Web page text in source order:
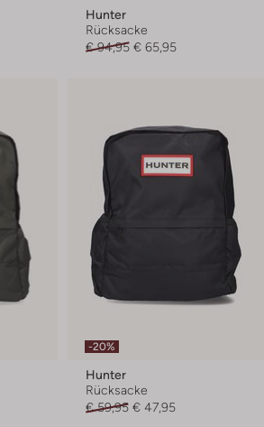
Hunter
Rücksacke
€ 94,95 € 65,95
-20%
Hunter
Rücksacke
€ 59,95 € 47,95